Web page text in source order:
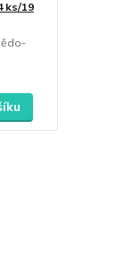
ks/19